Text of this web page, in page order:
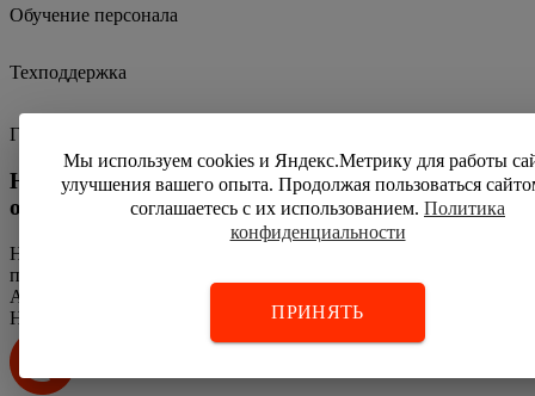
Мы используем cookies и Яндекс.Метрику для работы
улучшения вашего опыта. Продолжая пользоваться
соглашаетесь с их использованием. Политика
конфиденциальности
ПРИНЯТЬ
Обучение персонала
Техподдержка
Гарантийное обслуживание
Не готовы покупать дорогостоящее
оборудование без проверки на деле?
Наш специалист приедет с оборудованием и
продемонстрирует его работу.
А еще даст понажимать на кнопки :)
Напишите нам: